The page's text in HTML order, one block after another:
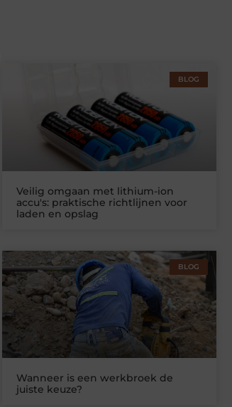
BLOG
Veilig omgaan met lithium-ion
accu's: praktische richtlijnen voor
laden en opslag
BLOG
Wanneer is een werkbroek de
juiste keuze?